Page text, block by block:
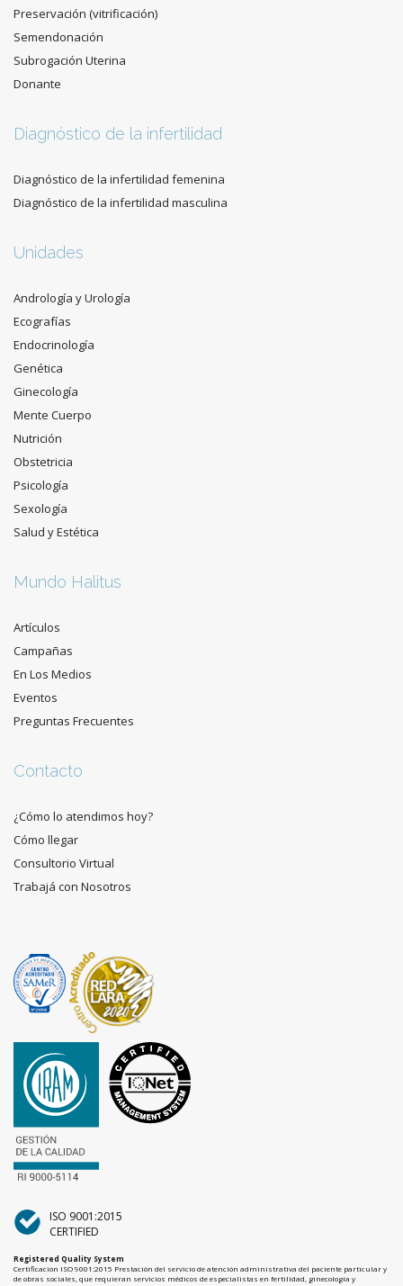
Preservación (vitrificación)
Semendonación
Subrogación Uterina
Donante
Diagnóstico de la infertilidad
Diagnóstico de la infertilidad femenina
Diagnóstico de la infertilidad masculina
Unidades
Andrología y Urología
Ecografías
Endocrinología
Genética
Ginecología
Mente Cuerpo
Nutrición
Obstetricia
Psicología
Sexología
Salud y Estética
Mundo Halitus
Artículos
Campañas
En Los Medios
Eventos
Preguntas Frecuentes
Contacto
¿Cómo lo atendimos hoy?
Cómo llegar
Consultorio Virtual
Trabajá con Nosotros
ISO 9001:2015
CERTIFIED
Registered Quality System
Certificación ISO 9001:2015 Prestación del servicio de atención administrativa del paciente particular y
de obras sociales, que requieran servicios médicos de especialistas en fertilidad, ginecología y